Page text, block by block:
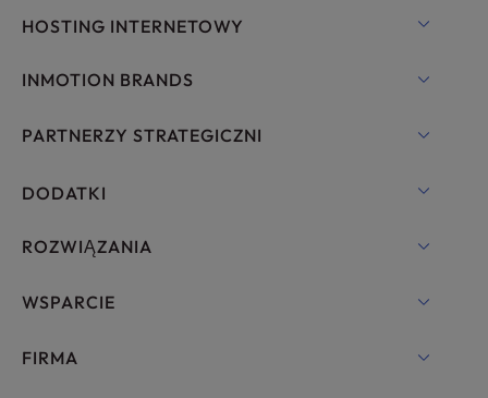
HOSTING INTERNETOWY
Hosting współdzielony
UltraStack ONE dla WordPress
Serwery typu bare metal
Rozwiązania hostingowe dla przedsiębiorstw
INMOTION BRANDS
RamNode Cloud
PARTNERZY STRATEGICZNI
OpenMetal Cloud IaaS
DODATKI
Nazwy domen
Profesjonalny e-mail
ROZWIĄZANIA
cPanel Hosting
WSPARCIE
Czat na żywo
FIRMA